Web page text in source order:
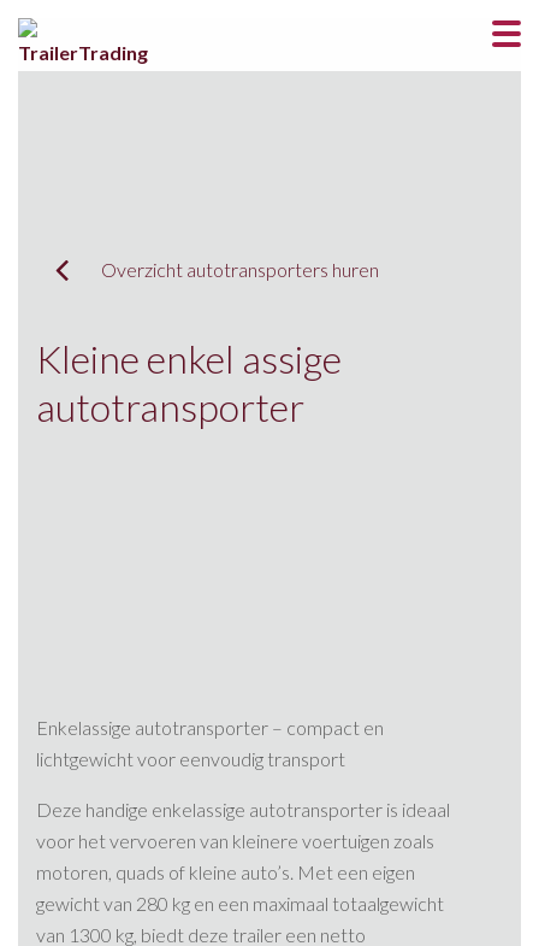
Overzicht autotransporters huren
Kleine enkel assige
autotransporter
Enkelassige autotransporter – compact en
lichtgewicht voor eenvoudig transport
Deze handige enkelassige autotransporter is ideaal
voor het vervoeren van kleinere voertuigen zoals
motoren, quads of kleine auto’s. Met een eigen
gewicht van 280 kg en een maximaal totaalgewicht
van 1300 kg, biedt deze trailer een netto